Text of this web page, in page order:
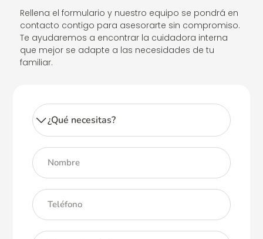
Rellena el formulario y nuestro equipo se pondrá en
contacto contigo para asesorarte sin compromiso.
Te ayudaremos a encontrar la cuidadora interna
que mejor se adapte a las necesidades de tu
familiar.